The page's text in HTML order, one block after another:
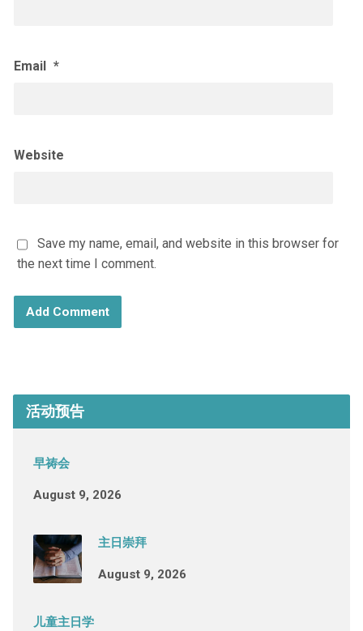
Email *
Website
Save my name, email, and website in this browser for
the next time I comment.
活动预告
早祷会
August 9, 2026
主日崇拜
August 9, 2026
儿童主日学